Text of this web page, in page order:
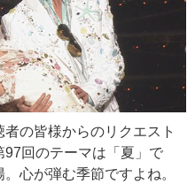
の皆様からのリクエスト
回のテーマは「夏」で
心が弾む季節ですよね。